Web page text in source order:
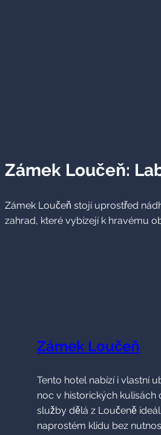
Zámek Loučeň:
Zámek Loučeň stojí uprostřed
zahrad, které vybízejí k hravému
Zámek Loučeň
Tento hotel nabízí i vlastní
noc v historických kulisách
služby dělá z Loučeně
naprostém klidu bez